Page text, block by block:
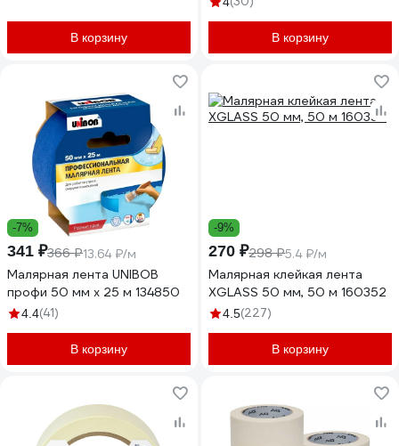
В корзину В корзину
-7%
341 ₽366 ₽13.64 ₽/м
Малярная лента UNIBOB
профи 50 мм х 25 м 134850
4.4(41)
В корзину
-9%
270 ₽298 ₽5.4 ₽/м
Малярная клейкая лента
XGLASS 50 мм, 50 м 160352
4.5(227)
В корзину